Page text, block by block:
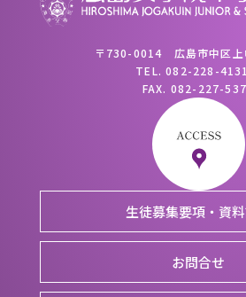
〒730-0014 広島市中区
TEL.082-228-4131
FAX. 082-227-
生徒募集要項・資
お問合せ